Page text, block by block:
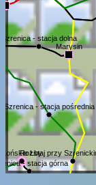
Końskie Łby
Marysin
Rozstaj przy
Szrenica - stacja dolna
- stacja górna
Szrenica - stacja pośrednia